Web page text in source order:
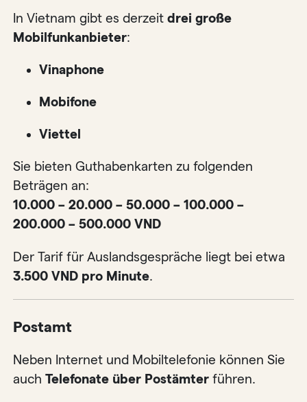
In Vietnam gibt es derzeitdrei große
Mobilfunkanbieter:
Vinaphone
Mobifone
Viettel
Sie bieten Guthabenkarten zu folgenden
Beträgen an:
10.000 – 20.000 – 50.000 – 100.000 –
200.000 – 500.000 VND
Der Tarif für Auslandsgespräche liegt bei etwa
3.500 VND pro Minute.
Postamt
Neben Internet und Mobiltelefonie können Sie
auchTelefonate über Postämter führen.